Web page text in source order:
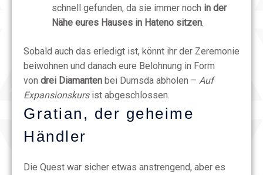
schnell gefunden, da sie immer noch in der
Nähe eures Hauses in Hateno sitzen
Sobald auch das erledigt ist, könnt ihr der Zeremonie
beiwohnen und danach eure Belohnung in Form
von drei Diamanten bei Dumsda abholen – Auf
Expansionskursist abgeschlossen.
Gratian, der geheime
Händler
Die Quest war sicher etwas anstrengend, aber es